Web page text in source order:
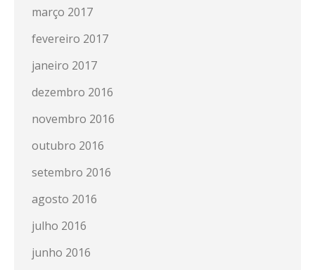
março 2017
fevereiro 2017
janeiro 2017
dezembro 2016
novembro 2016
outubro 2016
setembro 2016
agosto 2016
julho 2016
junho 2016